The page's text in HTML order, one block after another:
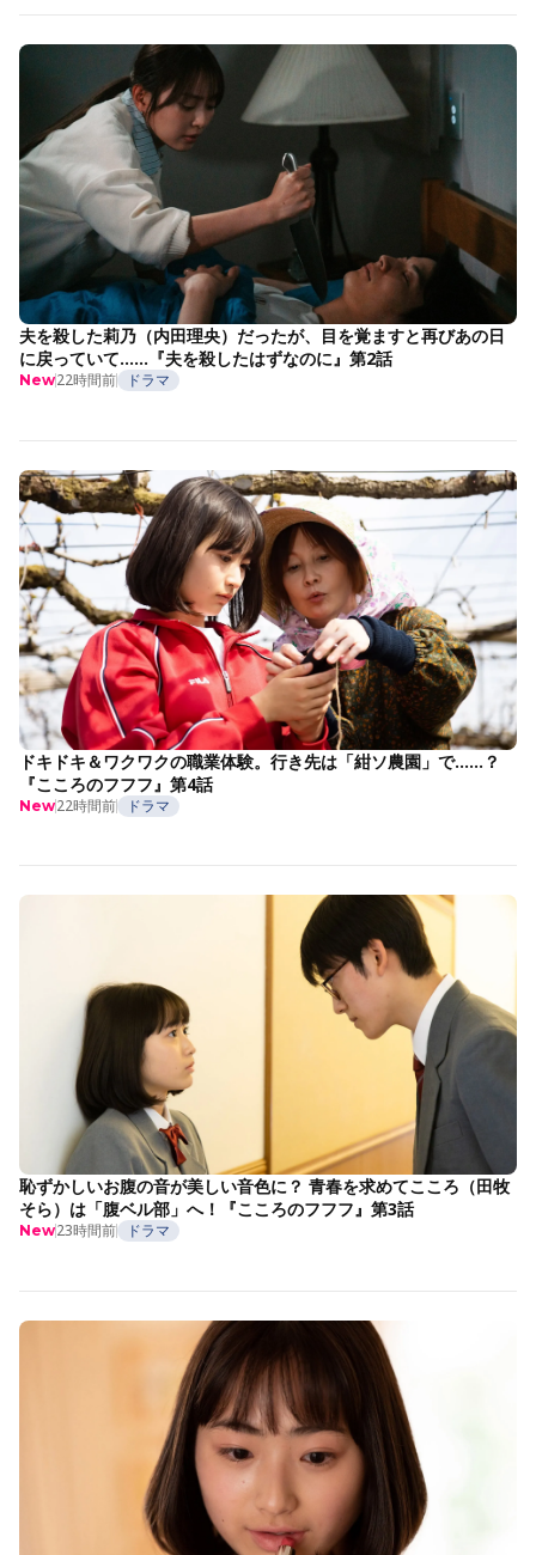
夫を殺した莉乃（内田理央）だったが、目を覚ますと再びあの日
に戻っていて……『夫を殺したはずなのに』第2話
New22時間前 ドラマ
ドキドキ＆ワクワクの職業体験。行き先は「紺ソ農園」で……？
『こころのフフフ』第4話
New22時間前 ドラマ
恥ずかしいお腹の音が美しい音色に？ 青春を求めてこころ（田牧
そら）は「腹ベル部」へ！『こころのフフフ』第3話
New23時間前 ドラマ